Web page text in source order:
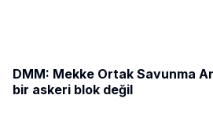
DMM: Mekke Ortak Savunma
bir askeri blok değil